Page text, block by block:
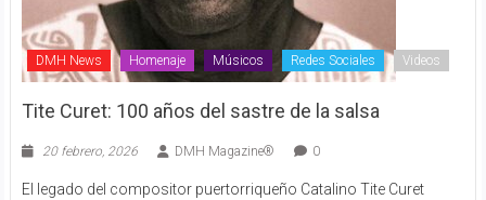
DMH News Homenaje Músicos Redes Sociales Videos
Tite Curet: 100 años del sastre de la salsa
20 febrero, 2026 DMH Magazine® 0
El legado del compositor puertorriqueño Catalino Tite Curet